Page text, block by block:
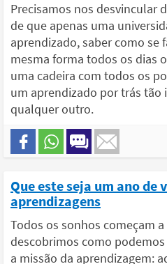
Precisamos nos desvincular
de que apenas uma
aprendizado, saber como se
mesma forma todos os dias
uma cadeira com todos os
um aprendizado por trás
qualquer outro.
Que este seja um ano de
aprendizagens
Todos os sonhos começam
descobrimos como podemos
a missão da aprendizagem: